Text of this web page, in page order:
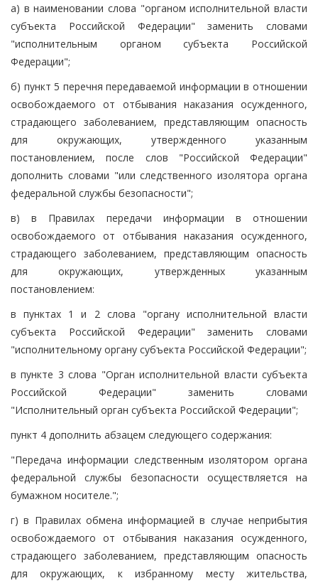
а) в наименовании слова "органом исполнительной власти
субъекта Российской Федерации" заменить словами
"исполнительным органом субъекта Российской
Федерации";
б) пункт 5 перечня передаваемой информации в отношении
освобождаемого от отбывания наказания осужденного,
страдающего заболеванием, представляющим опасность
для окружающих, утвержденного указанным
постановлением, после слов "Российской Федерации"
дополнить словами "или следственного изолятора органа
федеральной службы безопасности";
в) в Правилах передачи информации в отношении
освобождаемого от отбывания наказания осужденного,
страдающего заболеванием, представляющим опасность
для окружающих, утвержденных указанным
постановлением:
в пунктах 1 и 2 слова "органу исполнительной власти
субъекта Российской Федерации" заменить словами
"исполнительному органу субъекта Российской Федерации";
в пункте 3 слова "Орган исполнительной власти субъекта
Российской Федерации" заменить словами
"Исполнительный орган субъекта Российской Федерации";
пункт 4 дополнить абзацем следующего содержания:
"Передача информации следственным изолятором органа
федеральной службы безопасности осуществляется на
бумажном носителе.";
г) в Правилах обмена информацией в случае неприбытия
освобождаемого от отбывания наказания осужденного,
страдающего заболеванием, представляющим опасность
для окружающих, к избранному месту жительства,